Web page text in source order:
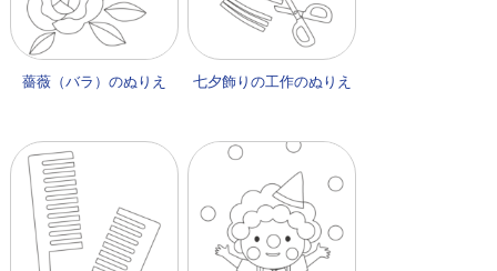
薔薇（バラ）のぬりえ 七夕飾りの工作のぬりえ